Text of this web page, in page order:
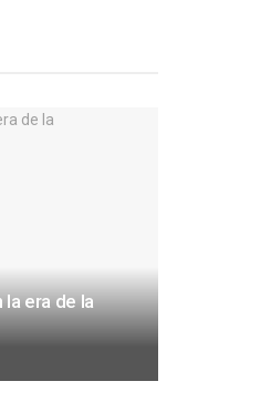
la era de la